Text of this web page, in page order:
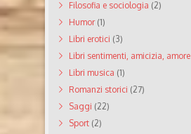
Filosofia e sociologia (2)
Humor(1)
Libri erotici (3)
Libri sentimenti, amicizia, amore
Libri musica (1)
Romanzi storici (27)
Saggi (22)
Sport (2)